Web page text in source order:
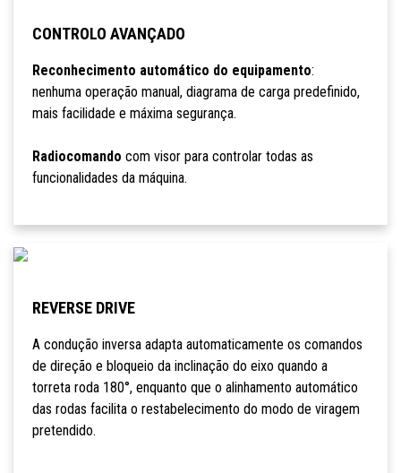
CONTROLO AVANÇADO
Reconhecimento automático do equipamento:
nenhuma operação manual, diagrama de carga predefinido,
mais facilidade e máxima segurança.
Radiocomando com visor para controlar todas as
funcionalidades da máquina.
REVERSE DRIVE
A condução inversa adapta automaticamente os comandos
de direção e bloqueio da inclinação do eixo quando a
torreta roda 180°, enquanto que o alinhamento automático
das rodas facilita o restabelecimento do modo de viragem
pretendido.